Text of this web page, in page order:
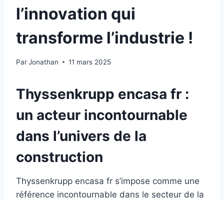
l’innovation qui
transforme l’industrie !
ParJonathan 11 mars 2025
Thyssenkrupp encasa fr :
un acteur incontournable
dans l’univers de la
construction
Thyssenkrupp encasa fr s’impose comme une
référence incontournable dans le secteur de la